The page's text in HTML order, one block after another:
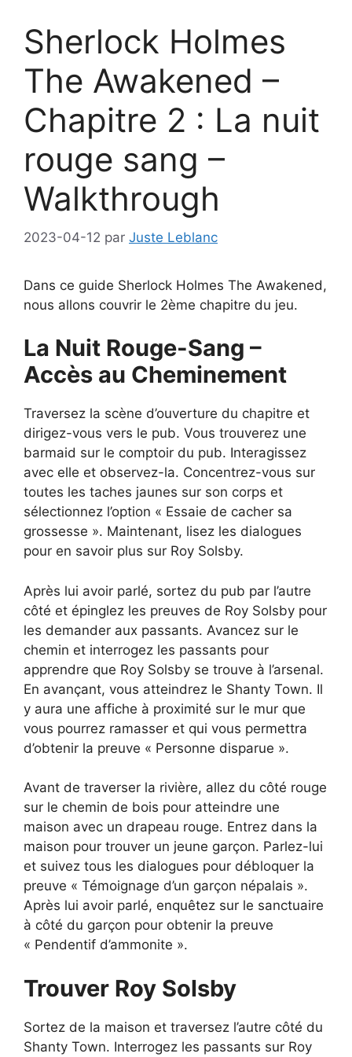
Sherlock Holmes
The Awakened –
Chapitre 2 : La nuit
rouge sang –
Walkthrough
2023-04-12 par Juste Leblanc
Dans ce guide Sherlock Holmes The Awakened,
nous allons couvrir le 2ème chapitre du jeu.
La Nuit Rouge-Sang –
Accès au Cheminement
Traversez la scène d’ouverture du chapitre et
dirigez-vous vers le pub. Vous trouverez une
barmaid sur le comptoir du pub. Interagissez
avec elle et observez-la. Concentrez-vous sur
toutes les taches jaunes sur son corps et
sélectionnez l’option « Essaie de cacher sa
grossesse ». Maintenant, lisez les dialogues
pour en savoir plus sur Roy Solsby.
Après lui avoir parlé, sortez du pub par l’autre
côté et épinglez les preuves de Roy Solsby pour
les demander aux passants. Avancez sur le
chemin et interrogez les passants pour
apprendre que Roy Solsby se trouve à l’arsenal.
En avançant, vous atteindrez le Shanty Town. Il
y aura une affiche à proximité sur le mur que
vous pourrez ramasser et qui vous permettra
d’obtenir la preuve « Personne disparue ».
Avant de traverser la rivière, allez du côté rouge
sur le chemin de bois pour atteindre une
maison avec un drapeau rouge. Entrez dans la
maison pour trouver un jeune garçon. Parlez-lui
et suivez tous les dialogues pour débloquer la
preuve « Témoignage d’un garçon népalais ».
Après lui avoir parlé, enquêtez sur le sanctuaire
à côté du garçon pour obtenir la preuve
« Pendentif d’ammonite ».
Trouver Roy Solsby
Sortez de la maison et traversez l’autre côté du
Shanty Town. Interrogez les passants sur Roy